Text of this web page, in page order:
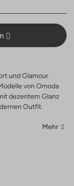
und Glamour
von Omoda
dezentem Glanz
Outfit.
Mehr